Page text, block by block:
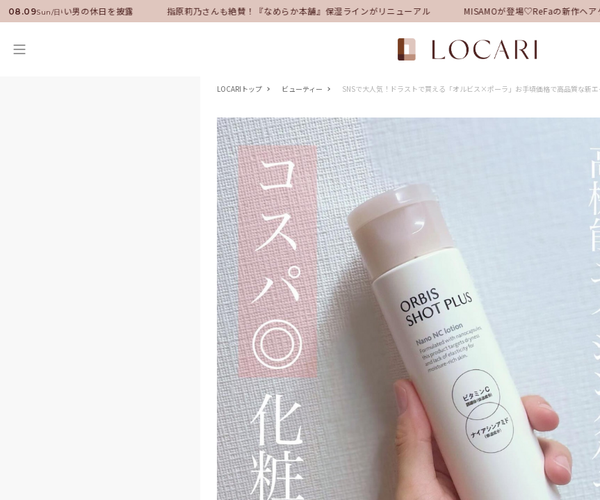
08.09Sun/日
に就任！いい男の休日を披露 指原莉乃さんも絶賛！『なめらか本舗』保湿ラインがリニューアル MISAMOが登場♡ReFaの新作ヘア
LOCARIトップ ビューティー SNSで大人気！ドラストで買える「オルビス×ポーラ」お手頃価格で高品質な新